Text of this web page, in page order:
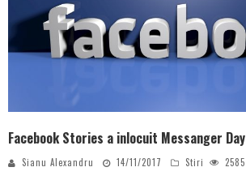
Facebook Stories a inlocuit Messanger Day
Sianu Alexandru 14/11/2017 Stiri 2585